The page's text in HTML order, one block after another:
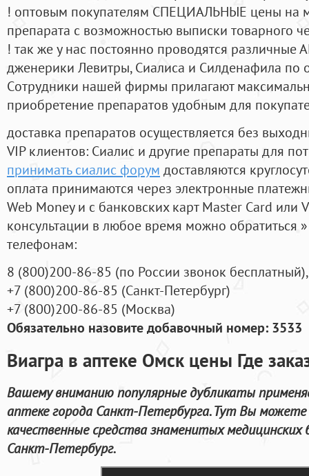
! оптовым покупателям СПЕЦИАЛЬНЫЕ цены на
препарата с возможностью выписки товарного
! так же у нас постоянно проводятся
дженерики Левитры, Сиалиса и Силденафила по
Cотрудники нашей фирмы прилагают
приобретение препаратов удобным для
доставка препаратов осуществляется без
VIP клиентов: Сиалис и другие препараты для
принимать сиалис форум доставляются
оплата принимаются через электронные
Web Money и с банковских карт Master Card или
консультации в любое время можно обратиться
телефонам:
8 (800)200-86-85 (по России звонок бесплатный),
+7 (800)200-86-85 (Санкт-Петербург)
+7 (800)200-86-85 (Москва)
Обязательно назовите добавочный номер: 3533
Виагра в аптеке Омск цены Где
Вашему вниманию популярные дубликаты
аптеке города Санкт-Петербурга. Тут Вы
качественные средства знаменитых медицинских
Санкт-Петербург.